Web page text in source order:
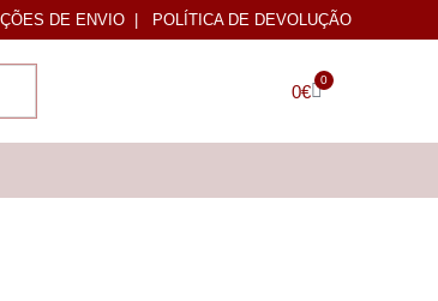
DE ENVIO | POLÍTICA DE DEVOLUÇÃO
0€
0